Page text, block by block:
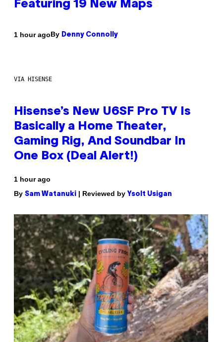
Featuring 19 New Maps
1 hour agoBy Denny Connolly
VIA HISENSE
Hisense’s New U6SF Pro TV Is
Basically a Home Theater,
Gaming Rig, And Soundbar In
One Box (Deal Alert!)
1 hour ago
By Sam Watanuki | Reviewed by Ysolt Usigan